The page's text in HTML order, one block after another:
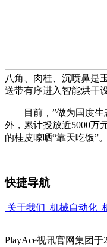
八角、肉桂、沉喷鼻是
送带有序进入智能烘干
目前，”做为国度生
外，累计投放近5000
的桂皮晾晒“靠天吃饭”。
快捷导航
关于我们 机械自动化
PlayAce视讯官网集团